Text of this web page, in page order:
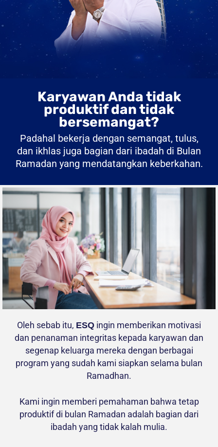
Karyawan Anda tidak
produktif dan tidak
bersemangat?
Padahal bekerja dengan semangat, tulus,
dan ikhlas juga bagian dari ibadah di Bulan
Ramadan yang mendatangkan keberkahan.
Oleh sebab itu, ESQ ingin memberikan motivasi
dan penanaman integritas kepada karyawan dan
segenap keluarga mereka dengan berbagai
program yang sudah kami siapkan selama bulan
Ramadhan.
Kami ingin memberi pemahaman bahwa tetap
produktif di bulan Ramadan adalah bagian dari
ibadah yang tidak kalah mulia.